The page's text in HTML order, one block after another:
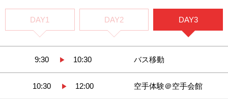
DAY1 DAY2 DAY3
9:30 ▶ 10:30 バス移動
10:30 ▶ 12:00 空手体験＠空手会館